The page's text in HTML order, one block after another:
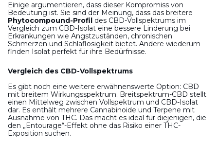
Einige argumentieren, dass dieser Kompromiss von
Bedeutung ist. Sie sind der Meinung, dass das breitere
Phytocompound-Profil des CBD-Vollspektrums im
Vergleich zum CBD-Isolat eine bessere Linderung bei
Erkrankungen wie Angstzuständen, chronischen
Schmerzen und Schlaflosigkeit bietet. Andere wiederum
finden Isolat perfekt für ihre Bedürfnisse.
Vergleich des CBD-Vollspektrums
Es gibt noch eine weitere erwähnenswerte Option: CBD
mit breitem Wirkungsspektrum. Breitspektrum-CBD stellt
einen Mittelweg zwischen Vollspektrum und CBD-Isolat
dar. Es enthält mehrere Cannabinoide und Terpene mit
Ausnahme von THC. Das macht es ideal für diejenigen, die
den „Entourage“-Effekt ohne das Risiko einer THC-
Exposition suchen.